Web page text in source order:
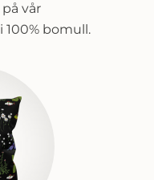
vår
100% bomull.